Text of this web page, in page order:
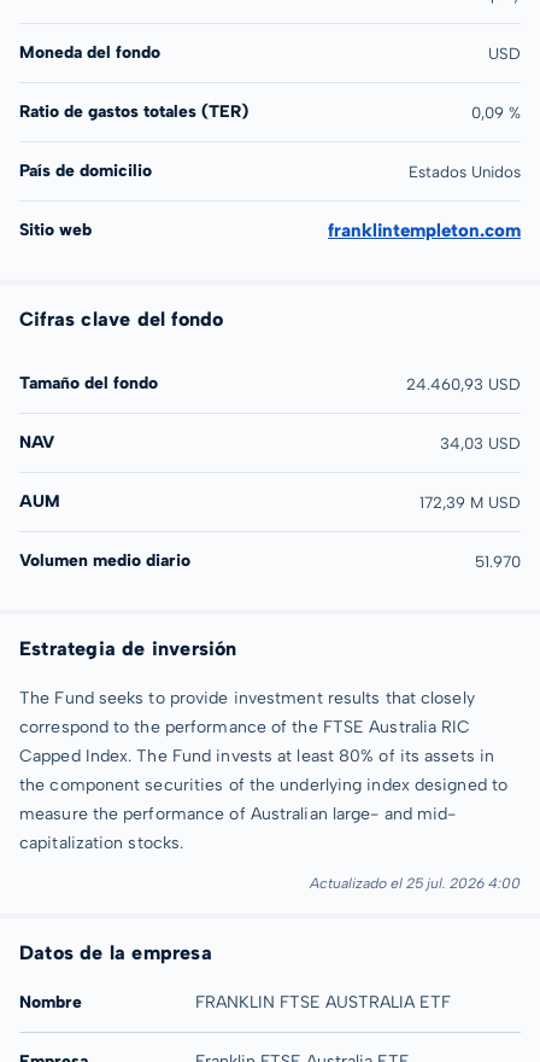
Moneda del fondo USD
Ratio de gastos totales (TER) 0,09 %
País de domicilio Estados Unidos
Sitio web franklintempleton.com
Cifras clave del fondo
Tamaño del fondo 24.460,93 USD
NAV 34,03 USD
AUM 172,39 M USD
Volumen medio diario 51.970
Estrategia de inversión
The Fund seeks to provide investment results that closely
correspond to the performance of the FTSE Australia RIC
Capped Index. The Fund invests at least 80% of its assets in
the component securities of the underlying index designed to
measure the performance of Australian large- and mid-
capitalization stocks.
Actualizado el 25 jul. 2026 4:00
Datos de la empresa
Nombre FRANKLIN FTSE AUSTRALIA ETF